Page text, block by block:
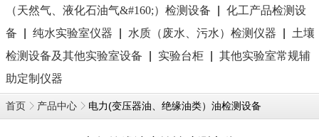
（天然气、液化石油气&#160;）检测设备
化工产品检测设
备
纯水实验室仪器 水质（废水、污水）检测仪器
土壤
检测设备及其他实验室设备
实验台柜
其他实验室常规辅
助定制仪器
首页 产品中心 电力(变压器油、绝缘油类）油检测设备